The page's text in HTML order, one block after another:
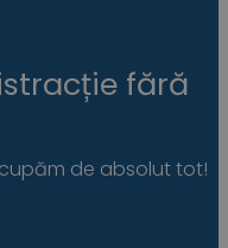
fără
de absolut tot!